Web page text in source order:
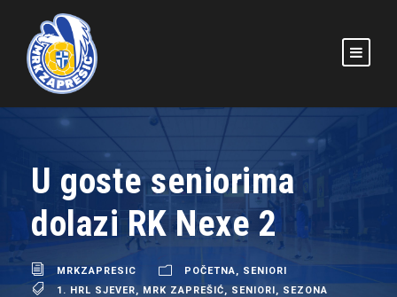
U goste seniorima
dolazi RK Nexe 2
MRKZAPRESIC POČETNA
SENIORI
1. HRL SJEVER
MRK ZAPREŠIĆ SENIORI
SEZONA